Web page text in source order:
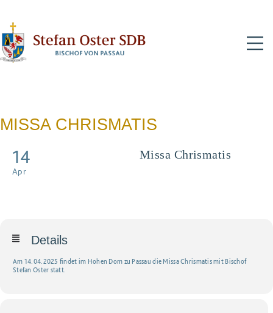
MISSA CHRISMATIS
14
Apr
Missa Chrismatis
Details
Am 14.04.2025 findet im Hohen Dom zu Passau die Missa Chrismatis mit Bischof
Stefan Oster statt.